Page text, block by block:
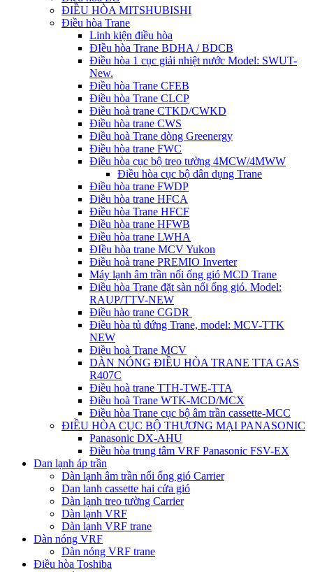
ĐIỀU HÒA MITSHUBISHI
Điều hòa Trane
Linh kiện điều hòa
ĐIều hòa Trane BDHA / BDCB
Điều hòa 1 cục giải nhiệt nước Model: SWUT-
New.
Điều hòa Trane CFEB
Điều hòa Trane CLCP
Điều hoà trane CTKD/CWKD
Điều hòa trane CWS
Điều hoà Trane dòng Greenergy
Điều hòa trane FWC
Điều hòa cục bộ treo tường 4MCW/4MWW
Điều hòa cục bộ dân dụng Trane
Điều hòa trane FWDP
Điều hòa trane HFCA
Điều hòa Trane HFCF
Điều hòa trane HFWB
Điều hòa trane LWHA
ĐIều hòa trane MCV Yukon
Điều hoà trane PREMIO Inverter
Máy lạnh âm trần nối ống gió MCD Trane
Điều hòa Trane đặt sàn nối ống gió. Model:
RAUP/TTV-NEW
Điều hào trane CGDR
Điều hòa tủ đứng Trane, model: MCV-TTK
NEW
Điều hoà Trane MCV
DÀN NÓNG ĐIỀU HÒA TRANE TTA GAS
R407C
Điều hoà trane TTH-TWE-TTA
Điều hoà Trane WTK-MCD/MCX
Điều hòa Trane cục bộ âm trần cassette-MCC
ĐIỀU HÒA CỤC BỘ THƯƠNG MẠI PANASONIC
Panasonic DX-AHU
Điều hòa trung tâm VRF Panasonic FSV-EX
Dan lạnh áp trần
Dàn lạnh âm trần nối ống gió Carrier
Dan lanh cassette hai cửa gió
Dàn lạnh treo tường Carrier
Dàn lạnh VRF
Dàn lạnh VRF trane
Dàn nóng VRF
Dàn nóng VRF trane
Điều hòa Toshiba